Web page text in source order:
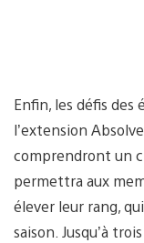
Enfin, les défis
l’extension
comprendront un
permettra aux
élever leur rang,
saison. Jusqu’à